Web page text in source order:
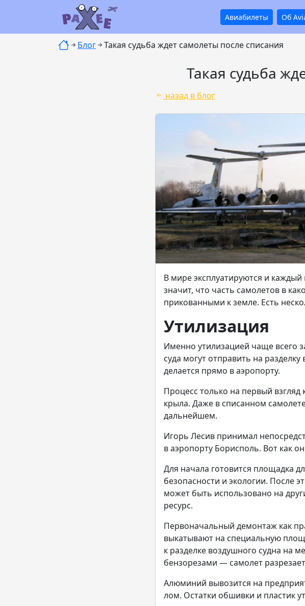
Авиабилеты Об
Блог Такая судьба ждет самолеты после списания
Такая судьба
назад в блог
В мире эксплуатируются и
значит, что часть самолетов в
прикованными к земле. Есть
Утилизация
Именно утилизацией чаще всего
суда могут отправить на
делается прямо в аэропорту.
Процесс только на первый
крыла. Даже в списанном
дальнейшем.
Игорь Лесив принимал
в аэропорту Борисполь. Вот как
Для начала готовится площадка
безопасности и экологии. После
может быть использовано на
ресурс.
Первоначальный демонтаж как
выкатывают на специальную
к разделке воздушного судна на
бензорезами — самолет
Алюминий вывозится на
лом. Остатки обшивки и пластик